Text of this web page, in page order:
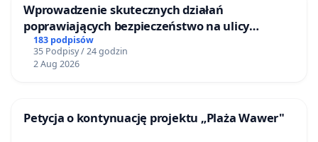
Wprowadzenie skutecznych działań
poprawiających bezpieczeństwo na ulicy
Żeromskiego w Otwocku
183 podpisów
35 Podpisy / 24 godzin
2 Aug 2026
Petycja o kontynuację projektu „Plaża Wawer"